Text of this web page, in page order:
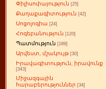
Փիլիսոփայություն [25]
Քաղաքագիտություն [42]
Սոցոլոգիա [24]
Հոգեբանություն [120]
Պատմություն [189]
Արվեստ, մշակույթ [30]
Իրավագիտություն, իրավունք
[343]
Միջազգային
հարաբերություններ [34]